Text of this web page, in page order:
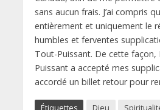
sans aucun frais. J’ai compris
entièrement et uniquement le
humbles et ferventes
Tout-Puissant. De cette façon,
Puissant a accepté mes
accordé un billet retour pour
Étiquettes Dieu